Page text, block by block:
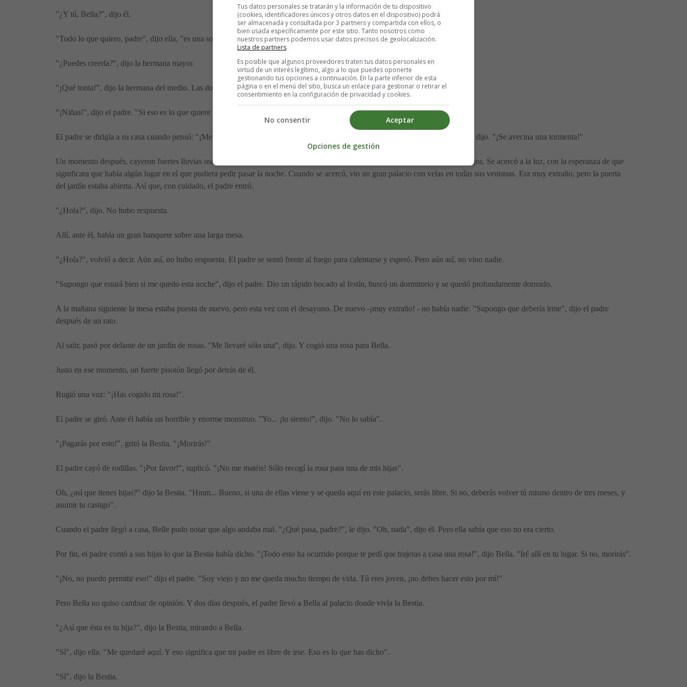
"¿Y tú, Bella?", dijo él.
"Todo lo que quiero, padre", dijo ella, "es una sola rosa".
"¿Puedes creerla?", dijo la hermana mayor.
"¡Qué tonta!", dijo la hermana del medio. Las dos se rieron.
"¡Niñas!", dijo el padre. "Si eso es lo que quiere Bella, eso es lo que le traeré".
El padre se dirigía a su casa cuando pensó: "¡Me olvidé de la rosa para Bella!". De repente, el cielo se volvió negro. "¡Oh, Dios!", dijo. "¡Se avecina una tormenta!"
Un momento después, cayeron fuertes lluvias oscuras desde el cielo. Empapado y cansado, el padre vio un parpadeo de luz a lo lejos. Se acercó a la luz, con la esperanza de que
significara que había algún lugar en el que pudiera pedir pasar la noche. Cuando se acercó, vio un gran palacio con velas en todas sus ventanas. Era muy extraño, pero la puerta
del jardín estaba abierta. Así que, con cuidado, el padre entró.
"¿Hola?", dijo. No hubo respuesta.
Allí, ante él, había un gran banquete sobre una larga mesa.
"¿Hola?", volvió a decir. Aún así, no hubo respuesta. El padre se sentó frente al fuego para calentarse y esperó. Pero aún así, no vino nadie.
"Supongo que estará bien si me quedo esta noche", dijo el padre. Dio un rápido bocado al festín, buscó un dormitorio y se quedó profundamente dormido.
A la mañana siguiente la mesa estaba puesta de nuevo, pero esta vez con el desayuno. De nuevo -¡muy extraño! - no había nadie. "Supongo que debería irme", dijo el padre
después de un rato.
Al salir, pasó por delante de un jardín de rosas. "Me llevaré sólo una", dijo. Y cogió una rosa para Bella.
Justo en ese momento, un fuerte pisotón llegó por detrás de él.
Rugió una voz: "¡Has cogido mi rosa!".
El padre se giró. Ante él había un horrible y enorme monstruo. "Yo... ¡lo siento!", dijo. "No lo sabía".
"¡Pagarás por esto!", gritó la Bestia. "¡Morirás!"
El padre cayó de rodillas. "¡Por favor!", suplicó. "¡No me matéis! Sólo recogí la rosa para una de mis hijas".
Oh, ¿así que tienes hijas?" dijo la Bestia. "Hmm... Bueno, si una de ellas viene y se queda aquí en este palacio, serás libre. Si no, deberás volver tú mismo dentro de tres meses, y
asumir tu castigo".
Cuando el padre llegó a casa, Belle pudo notar que algo andaba mal. "¿Qué pasa, padre?", le dijo. "Oh, nada", dijo él. Pero ella sabía que eso no era cierto.
Por fin, el padre contó a sus hijas lo que la Bestia había dicho. "¡Todo esto ha ocurrido porque te pedí que trajeras a casa una rosa!", dijo Bella. "Iré allí en tu lugar. Si no, morirás".
"¡No, no puedo permitir eso!" dijo el padre. "Soy viejo y no me queda mucho tiempo de vida. Tú eres joven, ¡no debes hacer esto por mí!"
Pero Bella no quiso cambiar de opinión. Y dos días después, el padre llevó a Bella al palacio donde vivía la Bestia.
"¿Así que ésta es tu hija?", dijo la Bestia, mirando a Bella.
"Sí", dijo ella. "Me quedaré aquí. Y eso significa que mi padre es libre de irse. Eso es lo que has dicho".
"Sí", dijo la Bestia.
Tus datos personales se tratarán y la información de tu dispositivo
(cookies, identificadores únicos y otros datos en el dispositivo) podrá
ser almacenada y consultada por 3 partners y compartida con ellos, o
bien usada específicamente por este sitio. Tanto nosotros como
nuestros partners podemos usar datos precisos de geolocalización.
Lista de partners.
Es posible que algunos proveedores traten tus datos personales en
virtud de un interés legítimo, algo a lo que puedes oponerte
gestionando tus opciones a continuación. En la parte inferior de esta
página o en el menú del sitio, busca un enlace para gestionar o retirar el
consentimiento en la configuración de privacidad y cookies.
Aceptar
No consentir
Opciones de gestión